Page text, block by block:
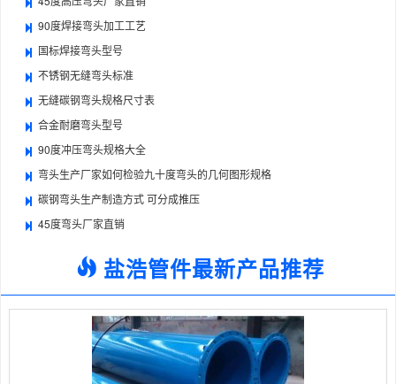
90度焊接弯头加工工艺
国标焊接弯头型号
不锈钢无缝弯头标准
无缝碳钢弯头规格尺寸表
合金耐磨弯头型号
90度冲压弯头规格大全
弯头生产厂家如何检验九十度弯头的几何图形规格
碳钢弯头生产制造方式 可分成推压
45度弯头厂家直销
盐浩管件最新产品推荐